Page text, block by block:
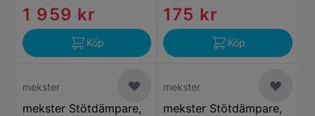
1 959 kr
Köp
175 kr
Köp
mekster
mekster Stötdämpare,
mekster
mekster Stötdämpare,